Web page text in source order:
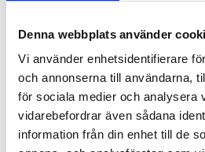
Denna webbplats använder
Vi använder enhetsidentifierare
och annonserna till användarna,
för sociala medier och analysera
vidarebefordrar även sådana
information från din enhet till de